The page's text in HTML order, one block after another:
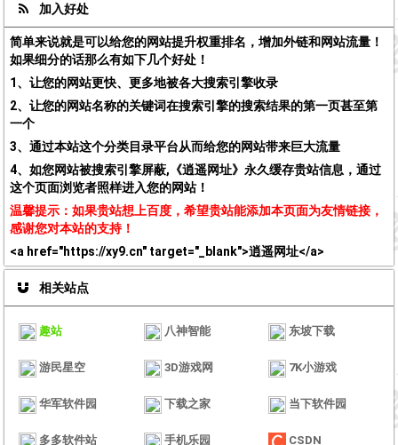
加入好处
简单来说就是可以给您的网站提升权重排名，增加外链和网站流量！
如果细分的话那么有如下几个好处！
1、让您的网站更快、更多地被各大搜索引擎收录
2、让您的网站名称的关键词在搜索引擎的搜索结果的第一页甚至第
一个
3、通过本站这个分类目录平台从而给您的网站带来巨大流量
4、如您网站被搜索引擎屏蔽,《逍遥网址》永久缓存贵站信息，通过
这个页面浏览者照样进入您的网站！
温馨提示：如果贵站想上百度，希望贵站能添加本页面为友情链接，
感谢您对本站的支持！
<a href="https://xy9.cn" target="_blank">逍遥网址</a>
相关站点
趣站 八神智能 东坡下载
游民星空 3D游戏网 7K小游戏
华军软件园 下载之家 当下软件园
多多软件站 手机乐园 CSDN